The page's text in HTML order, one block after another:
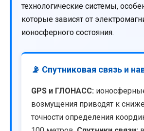
технологические системы,
которые зависят от
ионосферного состояния.
📡 Спутниковая связь и
GPS и ГЛОНАСС:
возмущения приводят к
точности определения